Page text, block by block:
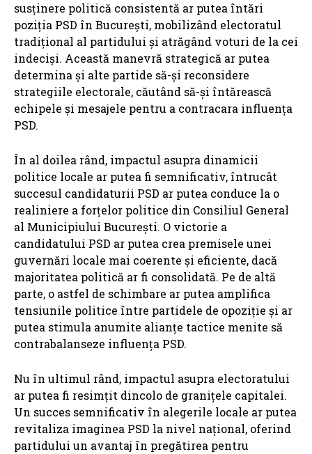
susținere politică consistentă ar putea întări
poziția PSD în București, mobilizând electoratul
tradițional al partidului și atrăgând voturi de la cei
indeciși. Această manevră strategică ar putea
determina și alte partide să-și reconsidere
strategiile electorale, căutând să-și întărească
echipele și mesajele pentru a contracara influența
PSD.
În al doilea rând, impactul asupra dinamicii
politice locale ar putea fi semnificativ, întrucât
succesul candidaturii PSD ar putea conduce la o
realiniere a forțelor politice din Consiliul General
al Municipiului București. O victorie a
candidatului PSD ar putea crea premisele unei
guvernări locale mai coerente și eficiente, dacă
majoritatea politică ar fi consolidată. Pe de altă
parte, o astfel de schimbare ar putea amplifica
tensiunile politice între partidele de opoziție și ar
putea stimula anumite alianțe tactice menite să
contrabalanseze influența PSD.
Nu în ultimul rând, impactul asupra electoratului
ar putea fi resimțit dincolo de granițele capitalei.
Un succes semnificativ în alegerile locale ar putea
revitaliza imaginea PSD la nivel național, oferind
partidului un avantaj în pregătirea pentru